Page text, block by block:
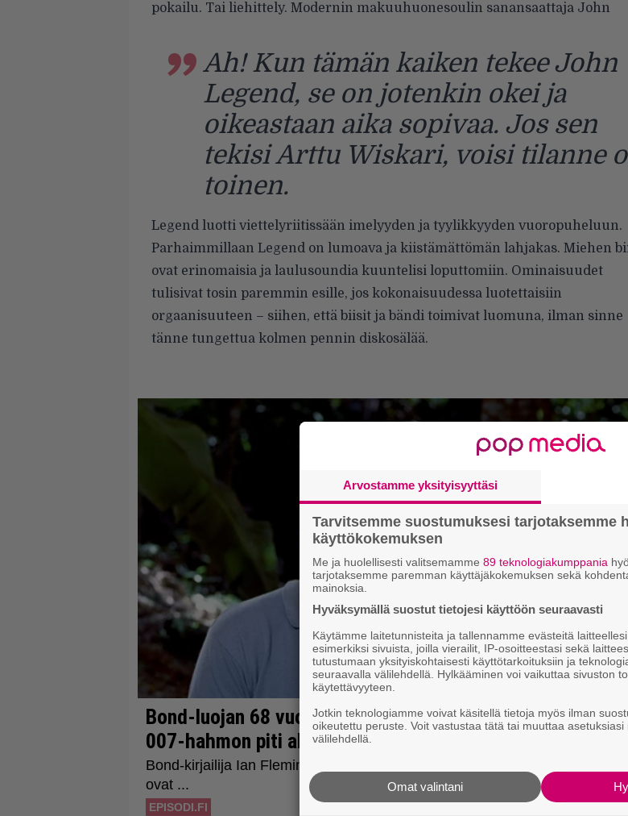
pokailu. Tai liehittely.
Ah! Kun tämän kaiken tekee John
Legend, se on jotenkin okei ja
oikeastaan aika sopivaa. Jos sen
tekisi Arttu Wiskari, voisi tilanne
toinen.
Modernin makuuhuonesoulin sanansaattaja John
Legend luotti viettelyriitissään imelyyden ja tyylikkyyden vuoropuheluun.
Parhaimmillaan Legend on lumoava ja kiistämättömän lahjakas. Miehen
ovat erinomaisia ja laulusoundia kuuntelisi loputtomiin. Ominaisuudet
tulisivat tosin paremmin esille, jos kokonaisuudessa luotettaisiin
orgaanisuuteen – siihen, että biisit ja bändi toimivat luomuna, ilman sinne
tänne tungettua kolmen pennin diskosälää.
Arvostamme yksityisyyttäsi
Tarvitsemme suostumuksesi tarjotaksemme
käyttökokemuksen
Me ja huolellisesti valitsemamme 89 teknologiakumppania
tarjotaksemme paremman käyttäjäkokemuksen sekä
mainoksia.
Hyväksymällä suostut tietojesi käyttöön seuraavasti
Käytämme laitetunnisteita ja tallennamme evästeitä
esimerkiksi sivuista, joilla vierailit, IP-osoitteestasi sekä
tutustumaan yksityiskohtaisesti käyttötarkoituksiin ja
seuraavalla välilehdellä. Hylkääminen voi vaikuttaa sivuston
käytettävyyteen.
Jotkin teknologiamme voivat käsitellä tietoja myös ilman
oikeutettu peruste. Voit vastustaa tätä tai muuttaa
välilehdellä.
Omat valintani